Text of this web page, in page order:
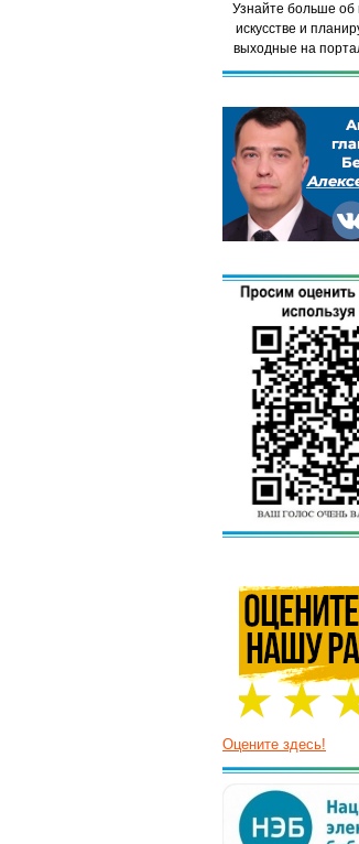
Узнайте больше об
искусстве и
выходные на
Оцените здесь!